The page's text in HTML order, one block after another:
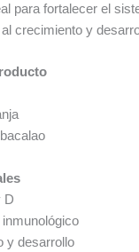
para fortalecer el
crecimiento y
D
y desarrollo